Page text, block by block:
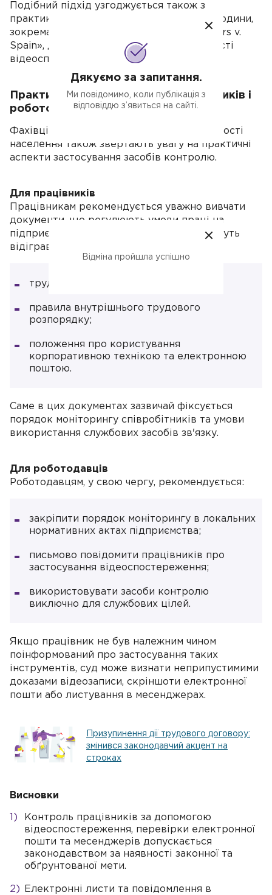
Подібний підхід узгоджується також з
практикою Європейського суду з прав людини,
зокрема у справі «López Ribalda and Others v.
Spain», де розглядалися питання законності
відеоспостереження за працівниками.
Практичні рекомендації для працівників і
роботодавців
Фахівці Інспекції з питань праці та зайнятості
населення також звертають увагу на практичні
аспекти застосування засобів контролю.
Для працівників
Працівникам рекомендується уважно вивчати
документи, що регулюють умови праці на
підприємстві. Зокрема, важливу роль можуть
відігравати:
трудовий договір;
правила внутрішнього трудового
розпорядку;
положення про користування
корпоративною технікою та електронною
поштою.
Саме в цих документах зазвичай фіксується
порядок моніторингу співробітників та умови
використання службових засобів зв'язку.
Для роботодавців
Роботодавцям, у свою чергу, рекомендується:
закріпити порядок моніторингу в локальних
нормативних актах підприємства;
письмово повідомити працівників про
застосування відеоспостереження;
використовувати засоби контролю
виключно для службових цілей.
Якщо працівник не був належним чином
поінформований про застосування таких
інструментів, суд може визнати неприпустимими
доказами відеозаписи, скріншоти електронної
пошти або листування в месенджерах.
Призупинення дії трудового договору:
змінився законодавчий акцент на
строках
Висновки
Контроль працівників за допомогою
відеоспостереження, перевірки електронної
пошти та месенджерів допускається
законодавством за наявності законної та
обґрунтованої мети.
Електронні листи та повідомлення в
Дякуємо за запитання.
Ми повідомимо, коли публікація з
відповіддю з’явиться на сайті.
Відміна пройшла успішно